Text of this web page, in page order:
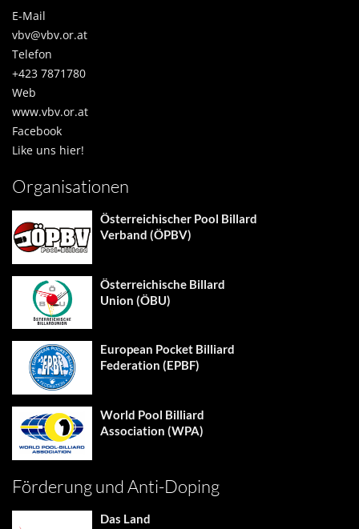
E-Mail
vbv@vbv.or.at
Telefon
+423 7871780
Web
www.vbv.or.at
Facebook
Like uns hier!
Organisationen
Österreichischer Pool Billard
Verband (ÖPBV)
Österreichische Billard
Union (ÖBU)
European Pocket Billiard
Federation (EPBF)
World Pool Billiard
Association (WPA)
Förderung und Anti-Doping
Das Land